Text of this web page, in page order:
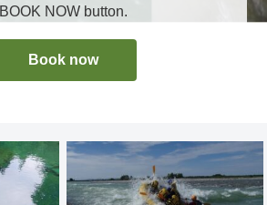
BOOK NOW button.
Book now